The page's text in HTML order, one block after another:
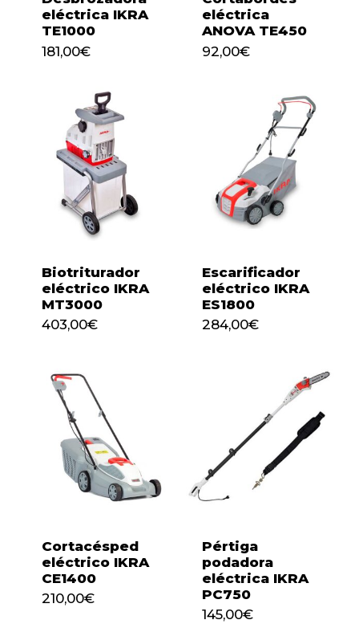
eléctrica IKRA
TE1000
181,00€
181,00
eléctrica
ANOVA TE450
92,00€
92,00€
Biotriturador
eléctrico IKRA
MT3000
403,00€
403,00
Escarificador
eléctrico IKRA
ES1800
284,00€
284,00
Cortacésped
eléctrico IKRA
CE1400
210,00€
210,00
Pértiga
podadora
eléctrica IKRA
PC750
145,00€
145,00